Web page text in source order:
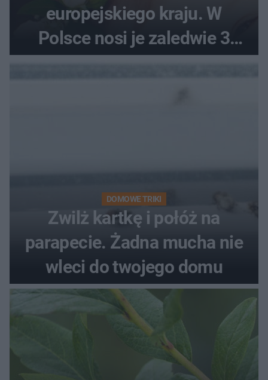
europejskiego kraju. W
Polsce nosi je zaledwie 3
kobiety
DOMOWE TRIKI
Zwilż kartkę i połóż na
parapecie. Żadna mucha nie
wleci do twojego domu